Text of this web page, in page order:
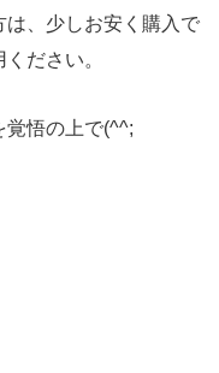
、少しお安く購入で
ださい。
覚悟の上で(^^;